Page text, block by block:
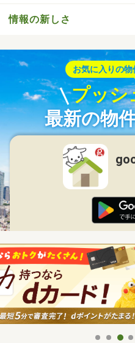
情報の新しさ
お気に入りの物
プッシ
最新の物